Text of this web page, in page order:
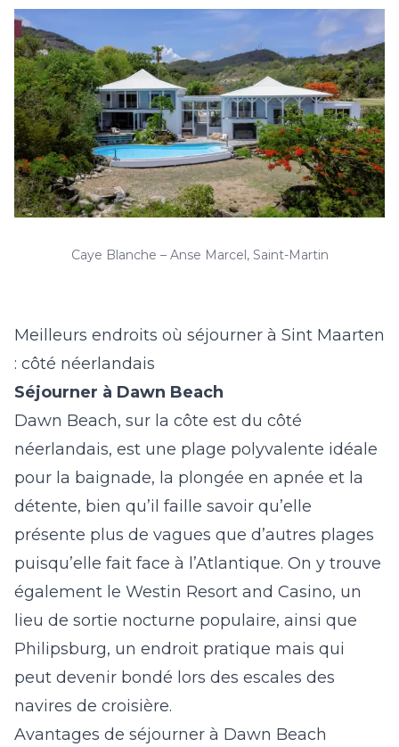
Caye Blanche – Anse Marcel, Saint-Martin
Meilleurs endroits où séjourner à Sint Maarten
: côté néerlandais
Séjourner à Dawn Beach
Dawn Beach, sur la côte est du côté
néerlandais, est une plage polyvalente idéale
pour la baignade, la plongée en apnée et la
détente, bien qu’il faille savoir qu’elle
présente plus de vagues que d’autres plages
puisqu’elle fait face à l’Atlantique. On y trouve
également le Westin Resort and Casino, un
lieu de sortie nocturne populaire, ainsi que
Philipsburg, un endroit pratique mais qui
peut devenir bondé lors des escales des
navires de croisière.
Avantages de séjourner à Dawn Beach